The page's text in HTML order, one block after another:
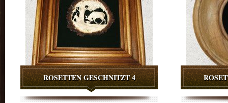
ROSETTEN GESCHNITZT 4